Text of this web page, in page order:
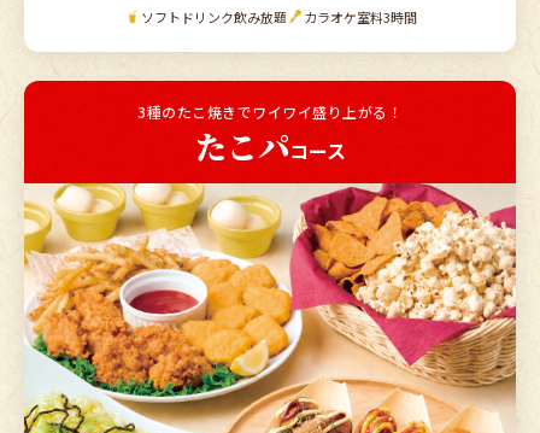
ソフトドリンク飲み放題 カラオケ室料3時間
たこパコース
3種のたこ焼きでワイワイ盛り上がる！